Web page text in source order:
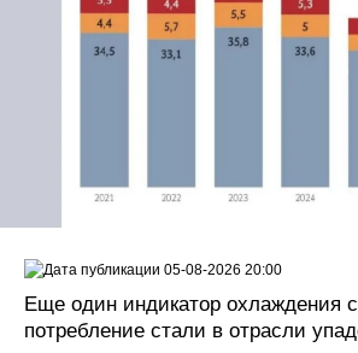
Еще один индикатор охлаждения
потребление стали в отрасли
05-08-2026 20:00